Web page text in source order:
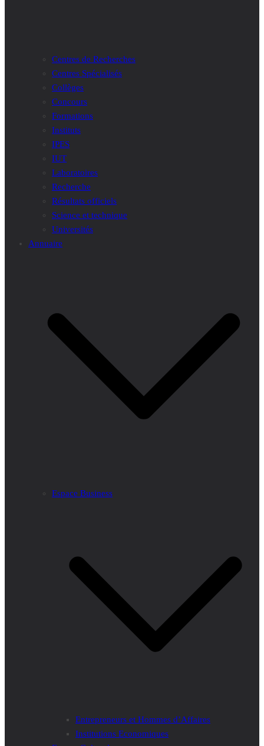
Centres de Recherches
Centres Spécialisés
Collèges
Concours
Formations
Instituts
IPES
IUT
Laboratoires
Recherche
Résultats officiels
Science et technique
Universités
Annuaire
Espace Business
Entrepreneurs et Hommes d’Affaires
Institutions Economiques